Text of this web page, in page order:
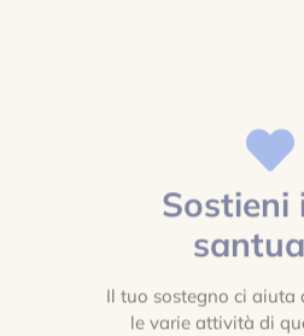
Sostieni
Il tuo sostegno ci aiuta
le varie attività di